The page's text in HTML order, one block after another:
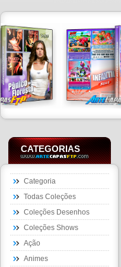
CATEGORIAS
Categoria
Todas Coleções
Coleções Desenhos
Coleções Shows
Ação
Animes